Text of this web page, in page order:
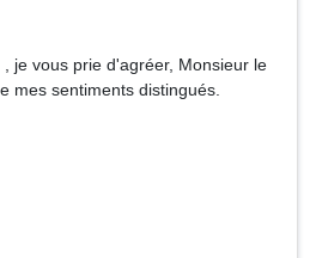
je vous prie d'agréer, Monsieur le
mes sentiments distingués.